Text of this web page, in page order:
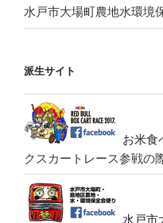
水戸市大場町農地水環境
派生サイト
お米食
クスカートレース参戦の
水戸市